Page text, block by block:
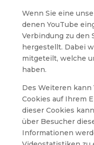
Wenn Sie eine
denen YouTube
Verbindung zu den
hergestellt. Dabei
mitgeteilt, welche
haben.
Des Weiteren kann
Cookies auf Ihrem
dieser Cookies
über Besucher
Informationen